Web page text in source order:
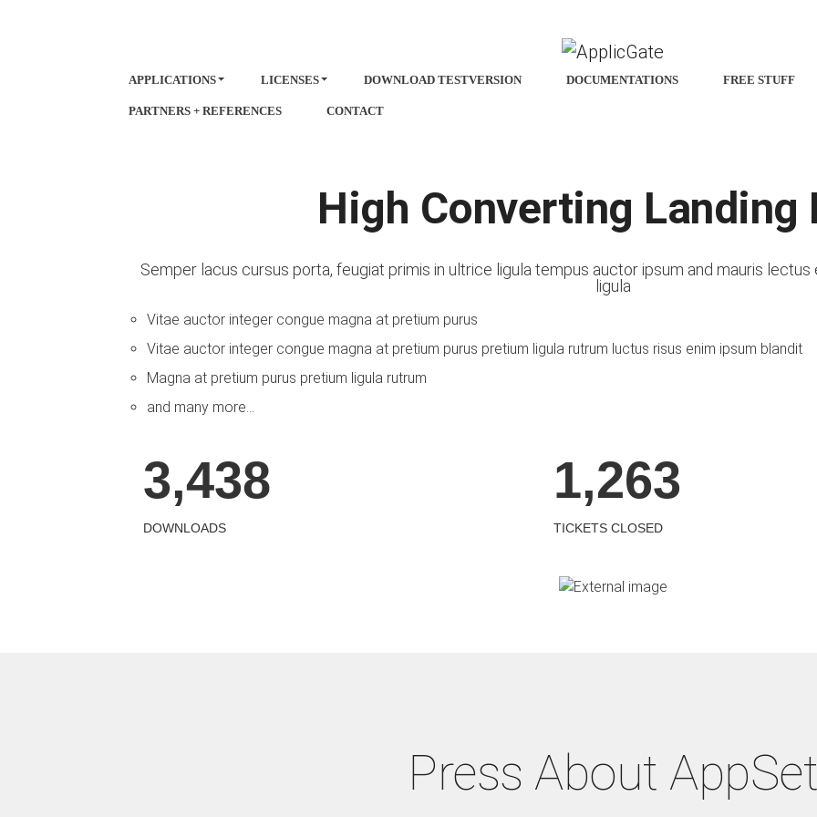
APPLICATIONS LICENSES DOWNLOAD TESTVERSION DOCUMENTATIONS FREE STUFF
PARTNERS + REFERENCES CONTACT
High Converting Landing
Semper lacus cursus porta, feugiat primis in ultrice ligula tempus auctor ipsum and mauris
ligula
Vitae auctor integer congue magna at pretium purus
Vitae auctor integer congue magna at pretium purus pretium ligula rutrum luctus risus enim ipsum blandit
Magna at pretium purus pretium ligula rutrum
and many more...
3,438
DOWNLOADS
1,263
TICKETS CLOSED
Press About AppSet